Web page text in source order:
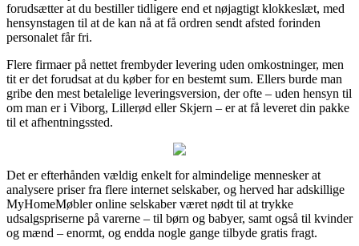
forudsætter at du bestiller tidligere end et nøjagtigt klokkeslæt, med
hensynstagen til at de kan nå at få ordren sendt afsted forinden
personalet får fri.
Flere firmaer på nettet frembyder levering uden omkostninger, men
tit er det forudsat at du køber for en bestemt sum. Ellers burde man
gribe den mest betalelige leveringsversion, der ofte – uden hensyn til
om man er i Viborg, Lillerød eller Skjern – er at få leveret din pakke
til et afhentningssted.
Det er efterhånden vældig enkelt for almindelige mennesker at
analysere priser fra flere internet selskaber, og herved har adskillige
MyHomeMøbler online selskaber været nødt til at trykke
udsalgspriserne på varerne – til børn og babyer, samt også til kvinder
og mænd – enormt, og endda nogle gange tilbyde gratis fragt.